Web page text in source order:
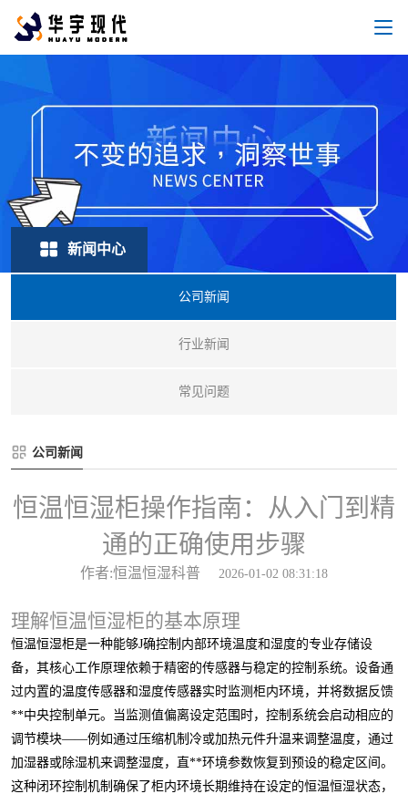
新闻中心
公司新闻
行业新闻
常见问题
公司新闻
恒温恒湿柜操作指南：从入门到精
通的正确使用步骤
作者:恒温恒湿科普 2026-01-02 08:31:18
理解恒温恒湿柜的基本原理
恒温恒湿柜是一种能够J确控制内部环境温度和湿度的专业存储设
备，其核心工作原理依赖于精密的传感器与稳定的控制系统。设备通
过内置的温度传感器和湿度传感器实时监测柜内环境，并将数据反馈
**中央控制单元。当监测值偏离设定范围时，控制系统会启动相应的
调节模块——例如通过压缩机制冷或加热元件升温来调整温度，通过
加湿器或除湿机来调整湿度，直**环境参数恢复到预设的稳定区间。
这种闭环控制机制确保了柜内环境长期维持在设定的恒温恒湿状态，